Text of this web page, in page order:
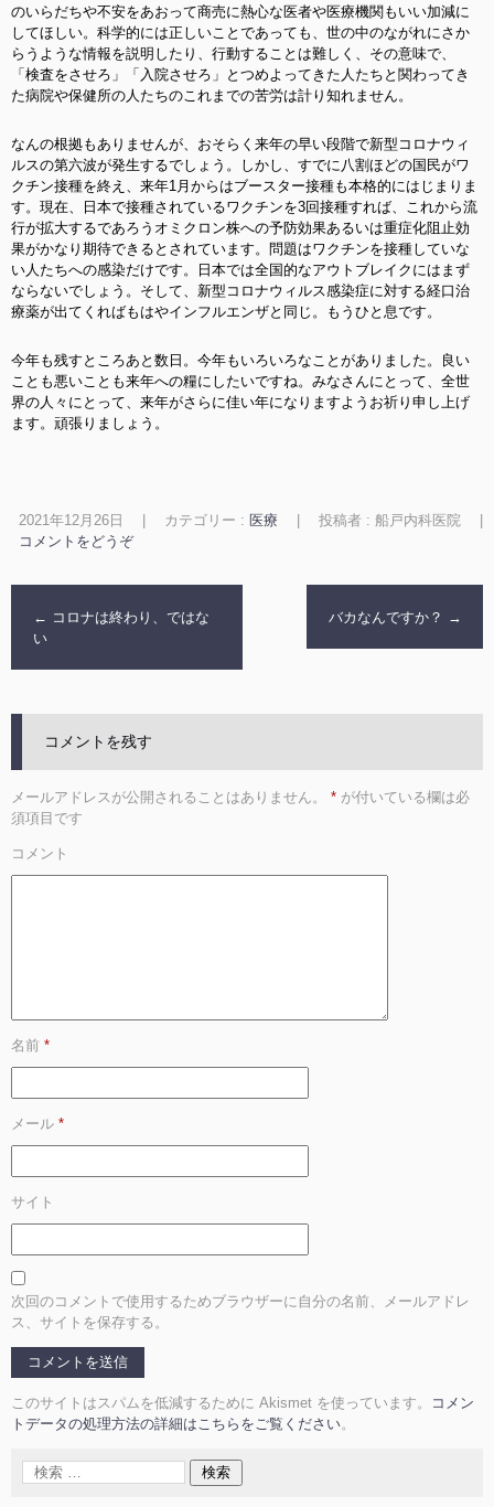
のいらだちや不安をあおって商売に熱心な医者や医療機関もいい加減に
してほしい。科学的には正しいことであっても、世の中のながれにさか
らうような情報を説明したり、行動することは難しく、その意味で、
「検査をさせろ」「入院させろ」とつめよってきた人たちと関わってき
た病院や保健所の人たちのこれまでの苦労は計り知れません。
なんの根拠もありませんが、おそらく来年の早い段階で新型コロナウィ
ルスの第六波が発生するでしょう。しかし、すでに八割ほどの国民がワ
クチン接種を終え、来年1月からはブースター接種も本格的にはじまりま
す。現在、日本で接種されているワクチンを3回接種すれば、これから流
行が拡大するであろうオミクロン株への予防効果あるいは重症化阻止効
果がかなり期待できるとされています。問題はワクチンを接種していな
い人たちへの感染だけです。日本では全国的なアウトブレイクにはまず
ならないでしょう。そして、新型コロナウィルス感染症に対する経口治
療薬が出てくればもはやインフルエンザと同じ。もうひと息です。
今年も残すところあと数日。今年もいろいろなことがありました。良い
ことも悪いことも来年への糧にしたいですね。みなさんにとって、全世
界の人々にとって、来年がさらに佳い年になりますようお祈り申し上げ
ます。頑張りましょう。
2021年12月26日 カテゴリー : 医療 投稿者 : 船戸内科医院
コメントをどうぞ
← コロナは終わり、ではな
い
バカなんですか？ →
コメントを残す
メールアドレスが公開されることはありません。 * が付いている欄は必
須項目です
コメント
名前 *
メール *
サイト
次回のコメントで使用するためブラウザーに自分の名前、メールアドレ
ス、サイトを保存する。
このサイトはスパムを低減するために Akismet を使っています。
コメン
トデータの処理方法の詳細はこちらをご覧ください。